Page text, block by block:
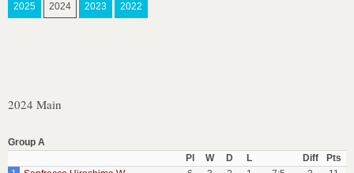
2025 2024 2023 2022
2024 Main
Group A
Pl
W D L Diff
Pts